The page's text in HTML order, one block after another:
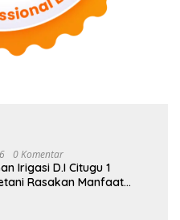
0 Komentar
Irigasi D.I Citugu 1
Rasakan Manfaat